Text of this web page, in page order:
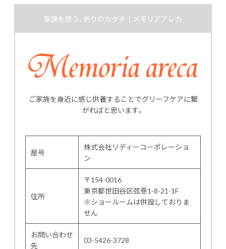
家族を想う、祈りのカタチ｜メモリアアレカ
ご家族を身近に感じ供養することでグリーフケアに繋
がればと思います。
屋号
株式会社リディーコーポレーショ
ン
住所
〒154-0016
東京都世田谷区弦巻1-8-21-1F
※ショールームは併設しておりま
せん
お問い合わせ
先
03-5426-3728